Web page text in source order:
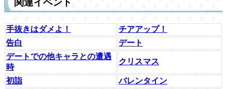
関連イベント
手抜きはダメよ！
チアアップ！
告白
デート
デートでの他キャラとの遭遇
時
クリスマス
初詣 バレンタイン